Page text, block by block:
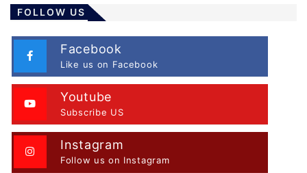
FOLLOW US
Facebook
Like us on Facebook
Youtube
Subscribe US
Instagram
Follow us on Instagram